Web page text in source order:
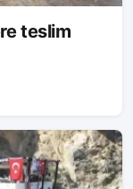
teslim